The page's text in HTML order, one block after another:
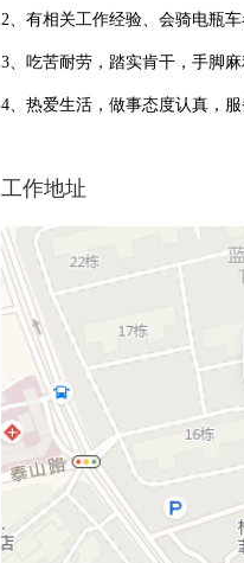
2、有相关工作经验、会骑电瓶车
3、吃苦耐劳，踏实肯干，手脚麻
4、热爱生活，做事态度认真，服
工作地址